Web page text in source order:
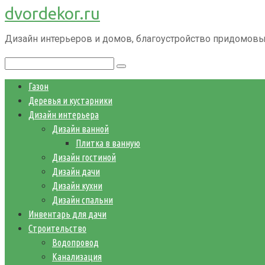
Перейти
к
контенту
dvordekor.ru
Дизайн интерьеров и домов, благоустройство
Газон
Деревья и кустарники
Дизайн интерьера
Дизайн ванной
Плитка в ванную
Дизайн гостиной
Дизайн дачи
Дизайн кухни
Дизайн спальни
Инвентарь для дачи
Строительство
Водопровод
Канализация